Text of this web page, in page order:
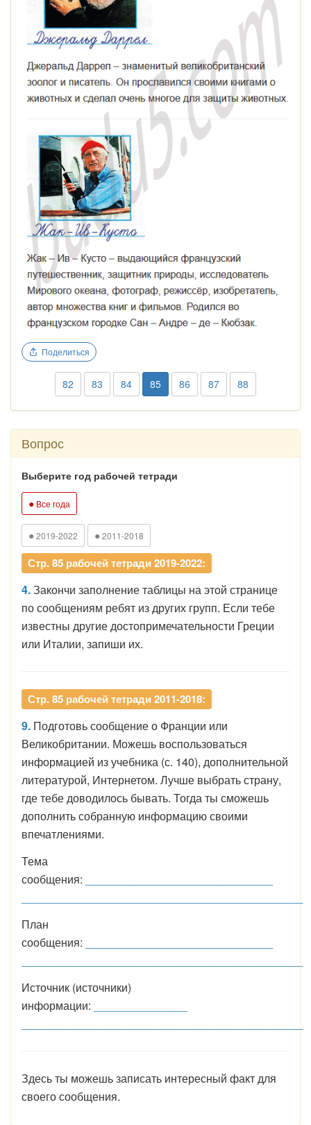
Поделиться
82 83 84 85 86 87 88
Вопрос
Выберите год рабочей тетради
● Все года
● 2019-2022 ● 2011-2018
Стр. 85 рабочей тетради 2019-2022:
4.Закончи заполнение таблицы на этой странице
по сообщениям ребят из других групп. Если тебе
известны другие достопримечательности Греции
или Италии, запиши их.
Стр. 85 рабочей тетради 2011-2018:
9. Подготовь сообщение о Франции или
Великобритании. Можешь воспользоваться
информацией из учебника (с. 140), дополнительной
литературой, Интернетом. Лучше выбрать страну,
где тебе доводилось бывать. Тогда ты сможешь
дополнить собранную информацию своими
впечатлениями.
Тема
сообщения:
План
сообщения:
Источник (источники)
информации:
Здесь ты можешь записать интересный факт для
своего сообщения.